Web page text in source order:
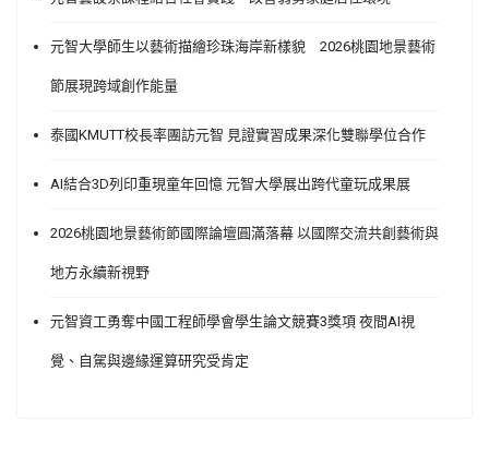
元智大學師生以藝術描繪珍珠海岸新樣貌 2026桃園地景藝術
節展現跨域創作能量
泰國KMUTT校長率團訪元智 見證實習成果深化雙聯學位合作
AI結合3D列印重現童年回憶 元智大學展出跨代童玩成果展
2026桃園地景藝術節國際論壇圓滿落幕 以國際交流共創藝術與
地方永續新視野
元智資工勇奪中國工程師學會學生論文競賽3獎項 夜間AI視
覺、自駕與邊緣運算研究受肯定